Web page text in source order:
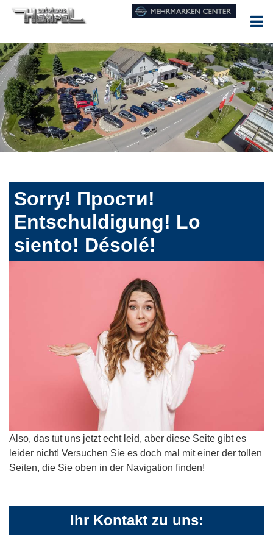
Sorry! Прости!
Entschuldigung! Lo
siento! Désolé!
Also, das tut uns jetzt echt leid, aber diese Seite gibt es
leider nicht! Versuchen Sie es doch mal mit einer der tollen
Seiten, die Sie oben in der Navigation finden!
Ihr Kontakt zu uns: